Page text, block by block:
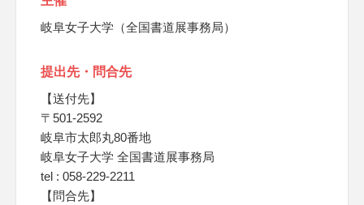
岐阜女子大学（全国書道展事務局）
提出先・問合先
【送付先】
〒501-2592
岐阜市太郎丸80番地
岐阜女子大学 全国書道展事務局
tel : 058-229-2211
【問合先】